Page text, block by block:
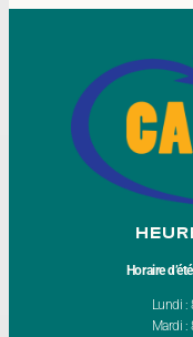
Horaire
Lundi
Mardi